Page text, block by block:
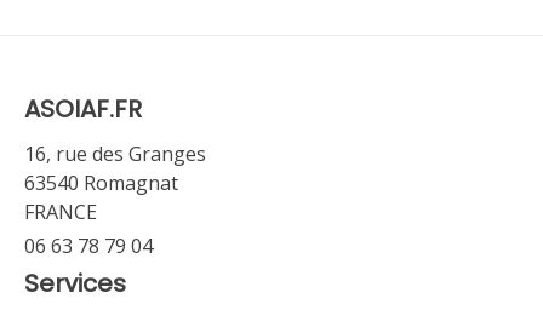
ASOIAF.FR
16, rue des Granges
63540 Romagnat
FRANCE
06 63 78 79 04
Services